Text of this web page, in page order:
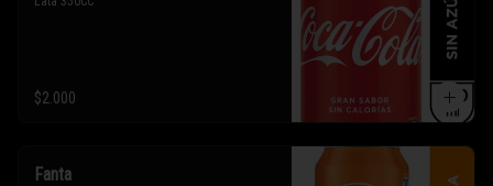
$2.000
Fanta